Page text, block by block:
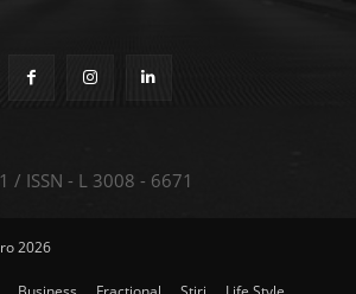
/ ISSN - L 3008 - 6671
2026